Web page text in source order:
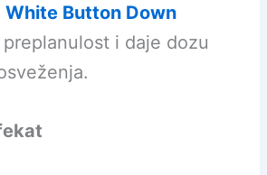
White Button Down
i daje dozu